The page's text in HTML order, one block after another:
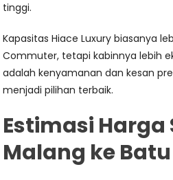
tinggi.
Kapasitas Hiace Luxury biasanya
Commuter, tetapi kabinnya lebih
adalah kenyamanan dan kesan
menjadi pilihan terbaik.
Estimasi Harga
Malang ke Batu